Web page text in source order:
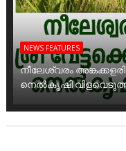
NEWS FEATURES
നീലേശ്വരം
നെൽകൃഷി